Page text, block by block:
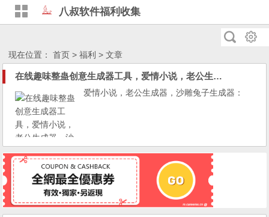
八叔软件福利收集
现在位置：首页 >福利 > 文章
在线趣味整蛊创意生成器工具，爱情小说，老公生成器，沙雕兔子生成器：好玩好玩好玩好好玩好好玩！！！
爱情小说，老公生成器，沙雕兔子生成器：